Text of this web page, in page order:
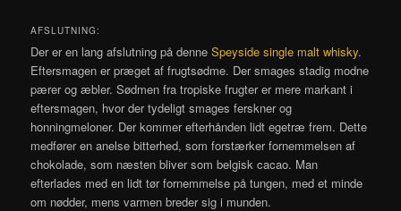
AFSLUTNING:
Der er en lang afslutning på denneSpeyside single malt whisky.
Eftersmagen er præget af frugtsødme. Der smages stadig modne
pærer og æbler. Sødmen fra tropiske frugter er mere markant i
eftersmagen, hvor der tydeligt smages ferskner og
honningmeloner. Der kommer efterhånden lidt egetræ frem. Dette
medfører en anelse bitterhed, som forstærker fornemmelsen af
chokolade, som næsten bliver som belgisk cacao. Man
efterlades med en lidt tør fornemmelse på tungen, med et minde
om nødder, mens varmen breder sig i munden.